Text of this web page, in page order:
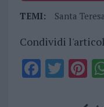
TEMI: Santa
Condividi
F T